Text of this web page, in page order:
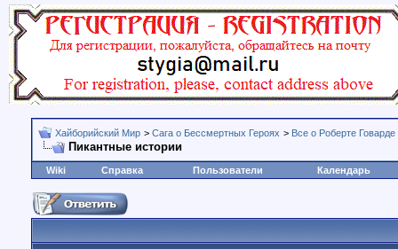
Хайборийский Мир > Сага о Бессмертных Героях > Все о Роберте Говарде
Пикантные истории
Wiki Справка Пользователи Календарь